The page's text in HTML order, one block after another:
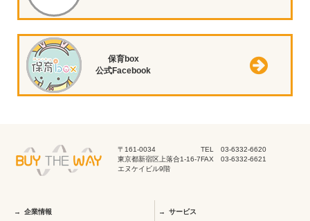
保育box
公式Facebook
〒161-0034
東京都新宿区上落合1-16-7
エヌケイビル9階
TEL 03-6332-6620
FAX 03-6332-6621
企業情報 サービス